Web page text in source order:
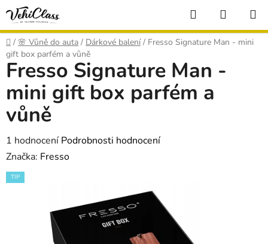
Přejít
obsah
Hledat
KOŠÍK
Domů
/ 🌸 Vůně do auta / Dárkové balení / Fresso Signature Man - mini
gift box parfém a vůně
Fresso Signature Man -
mini gift box parfém a
vůně
Průměrné
hodnocení
produktu
1 hodnocení Podrobnosti hodnocení
Značka: Fresso
TIP